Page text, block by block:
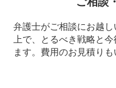
弁護士がご相談にお越
上で、とるべき戦略と
ます。費用のお見積りも